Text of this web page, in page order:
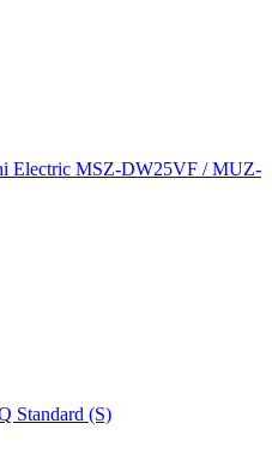
Electric MSZ-DW25VF / MUZ-
Standard (S)